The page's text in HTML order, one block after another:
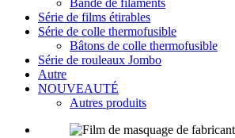
Série de films étirables
Série de colle thermofusible
Bâtons de colle thermofusible
Série de rouleaux Jombo
Autre
NOUVEAUTÉ
Autres produits